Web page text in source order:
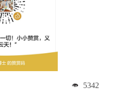
5342